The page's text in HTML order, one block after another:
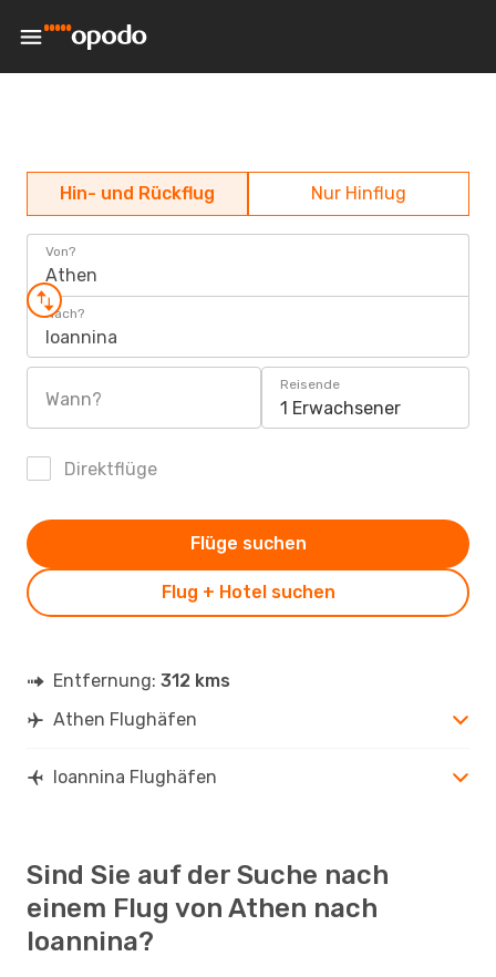
Hin- und Rückflug Nur Hinflug
Von?
Athen
Nach?
Ioannina
Wann?
Reisende
1 Erwachsener
Direktflüge
Flug + Hotel suchen
Flüge suchen
Entfernung: 312 kms
Athen Flughäfen
Ioannina Flughäfen
Sind Sie auf der Suche nach
einem Flug von Athen nach
Ioannina?